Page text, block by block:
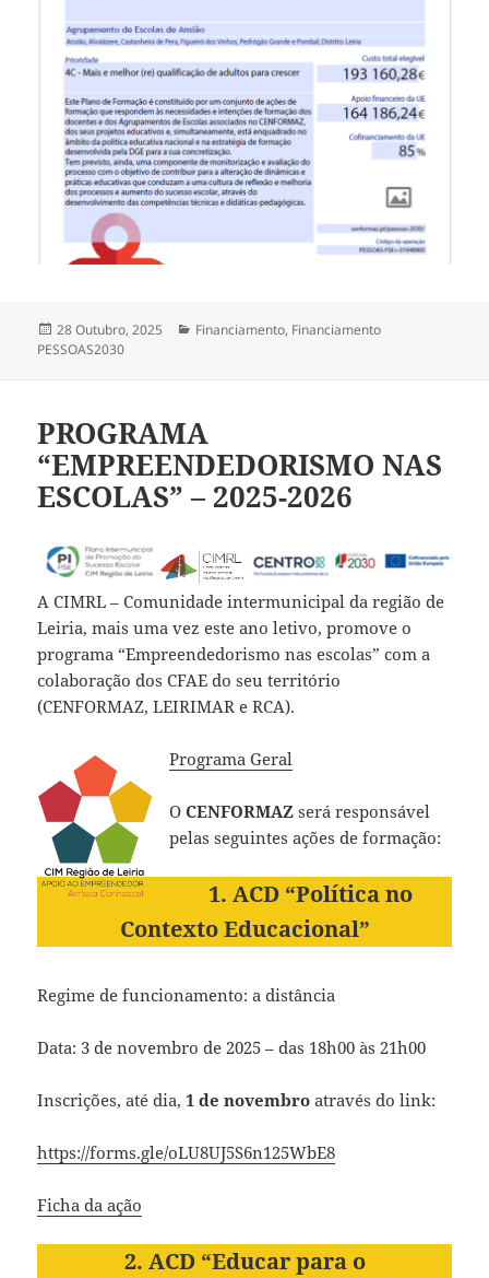
Publicado
a
28 Outubro, 2025 Categorias
Financiamento, Financiamento
PESSOAS2030
PROGRAMA
“EMPREENDEDORISMO NAS
ESCOLAS” – 2025-2026
A CIMRL – Comunidade intermunicipal da região de
Leiria, mais uma vez este ano letivo, promove o
programa “Empreendedorismo nas escolas” com a
colaboração dos CFAE do seu território
(CENFORMAZ, LEIRIMAR e RCA).
Programa Geral
OCENFORMAZ será responsável
pelas seguintes ações de formação:
1. ACD “Política no
Contexto Educacional”
Regime de funcionamento: a distância
Data: 3 de novembro de 2025 – das 18h00 às 21h00
Inscrições, até dia,1 de novembro através do link:
https://forms.gle/oLU8UJ5S6n125WbE8
Ficha da ação
2. ACD “Educar para o